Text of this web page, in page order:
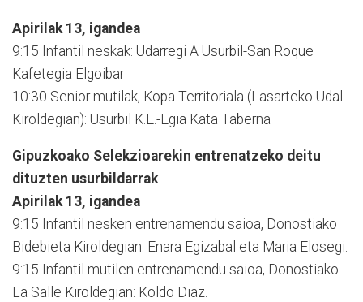
Apirilak 13, igandea
9:15 Infantil neskak: Udarregi A Usurbil-San Roque
Kafetegia Elgoibar
10:30 Senior mutilak, Kopa Territoriala (Lasarteko Udal
Kiroldegian): Usurbil K.E.-Egia Kata Taberna
Gipuzkoako Selekzioarekin entrenatzeko deitu
dituzten usurbildarrak
Apirilak 13, igandea
9:15 Infantil nesken entrenamendu saioa, Donostiako
Bidebieta Kiroldegian: Enara Egizabal eta Maria Elosegi.
9:15 Infantil mutilen entrenamendu saioa, Donostiako
La Salle Kiroldegian: Koldo Diaz.